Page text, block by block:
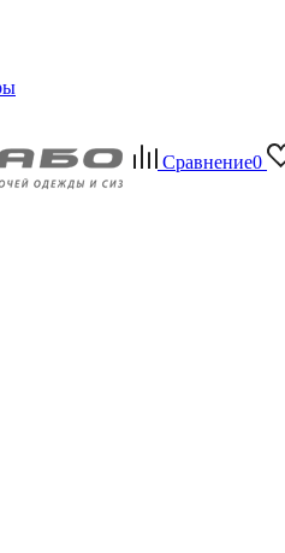
Сравнение0